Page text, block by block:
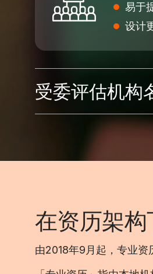
易于
设计
受委评估机构
在资历架
由2018年9月起，专业资